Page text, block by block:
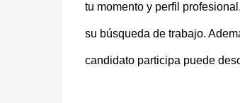
tu momento y perfil
su búsqueda de trabajo.
candidato participa puede